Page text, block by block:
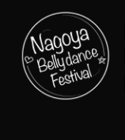
content